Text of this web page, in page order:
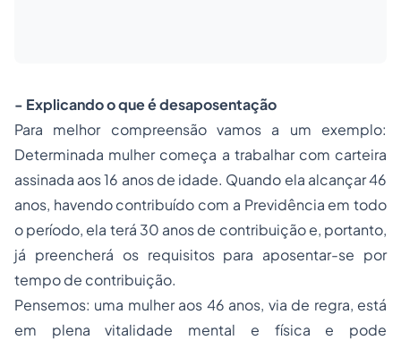
- Explicando o que é desaposentação
Para melhor compreensão vamos a um exemplo:
Determinada mulher começa a trabalhar com carteira
assinada aos 16 anos de idade. Quando ela alcançar 46
anos, havendo contribuído com a Previdência em todo
o período, ela terá 30 anos de contribuição e, portanto,
já preencherá os requisitos para aposentar-se por
tempo de contribuição.
Pensemos: uma mulher aos 46 anos, via de regra, está
em plena vitalidade mental e física e pode